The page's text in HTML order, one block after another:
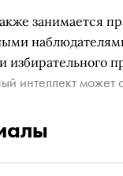
занимается
избирательного
интеллект может